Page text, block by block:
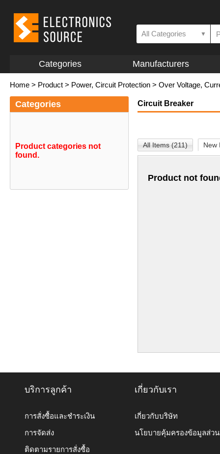
All Categories ▼
Categories Manufacturers
Home > Product > Power, Circuit Protection > Over Voltage,
Categories
Product categories not
found.
Circuit Breaker
All Items (211) New
Product not
บริการลูกค้า
การสั่งซื้อและชำระเงิน
การจัดส่ง
ติดตามรายการสั่งซื้อ
เกี่ยวกับเรา
เกี่ยวกับบริษัท
นโยบายคุ้มครองข้อมูลส่ว